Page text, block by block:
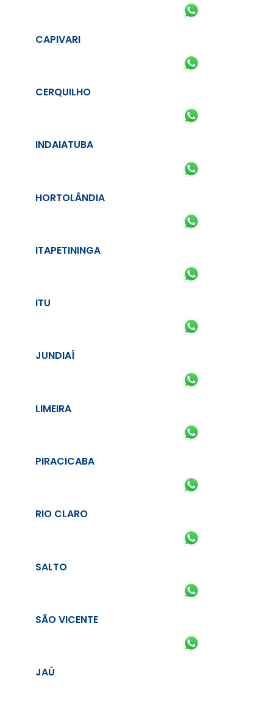
CAPIVARI
CERQUILHO
INDAIATUBA
HORTOLÂNDIA
ITAPETININGA
ITU
JUNDIAÍ
LIMEIRA
PIRACICABA
RIO CLARO
SALTO
SÃO VICENTE
JAÚ